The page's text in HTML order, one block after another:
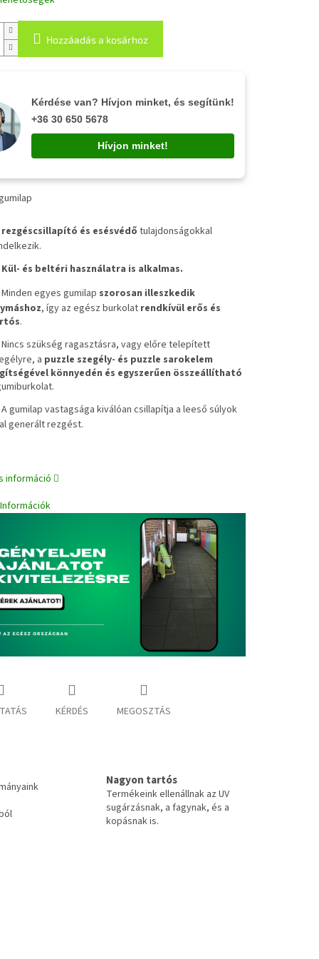
Hozzáadás a kosárhoz
Kérdése van? Hívjon minket, és segítünk!
+36 30 650 5678
Hívjon minket!
rezgéscsillapító és esésvédő tulajdonságokkal
Kül- és beltéri használatra is alkalmas.
Minden egyes gumilap szorosan illeszkedik
, így az egész burkolat rendkívül erős és
.
Nincs szükség ragasztásra, vagy előre telepített
a puzzle szegély- és puzzle sarokelem
könnyedén és egyszerűen összeállítható
A gumilap vastagsága kiválóan csillapítja a leeső súlyok
generált rezgést.
információ
KÉRDÉS MEGOSZTÁS
Nagyon tartós
Termékeink ellenállnak az UV
sugárzásnak, a fagynak, és a
kopásnak is.